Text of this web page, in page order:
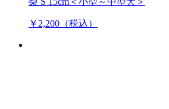
￥2,200（税込）